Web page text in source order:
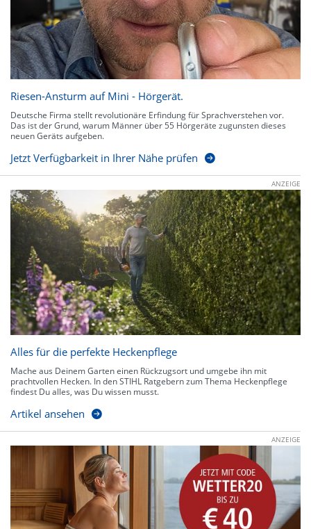
Riesen-Ansturm auf Mini - Hörgerät.
Deutsche Firma stellt revolutionäre Erfindung für Sprachverstehen vor.
Das ist der Grund, warum Männer über 55 Hörgeräte zugunsten dieses
neuen Geräts aufgeben.
Jetzt Verfügbarkeit in Ihrer Nähe prüfen
ANZEIGE
Alles für die perfekte Heckenpflege
Mache aus Deinem Garten einen Rückzugsort und umgebe ihn mit
prachtvollen Hecken. In den STIHL Ratgebern zum Thema Heckenpflege
findest Du alles, was Du wissen musst.
Artikel ansehen
ANZEIGE